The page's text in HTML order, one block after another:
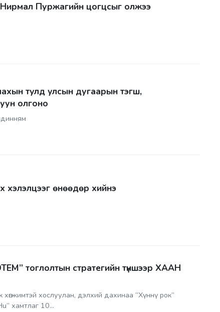
Пуржагийн цогцсыг олжээ
тулд улсын дугаарын тэгш,
олгоно
өнөөдөр хийнэ
тоглолтын стратегийн түншээр ХААН
хослуулан, дэлхий дахинаа “Хүннү рок”
хамтлаг 10...